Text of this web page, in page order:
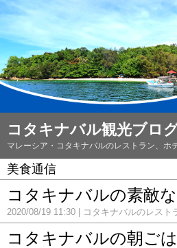
コタキナバル観光ブロ
マレーシア・コタキナバルのレストラン、ホ
美食通信
コタキナバルの素敵
2020/08/19 11:30 コタキナバルのレスト
コタキナバルの朝ご